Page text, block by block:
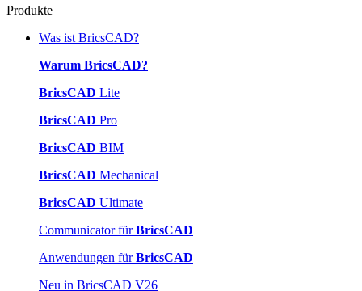
Produkte
Was ist BricsCAD?
Warum BricsCAD?
BricsCAD Lite
BricsCAD Pro
BricsCAD BIM
BricsCAD Mechanical
BricsCAD Ultimate
Communicator fürBricsCAD
Anwendungen fürBricsCAD
Neu in BricsCAD V26